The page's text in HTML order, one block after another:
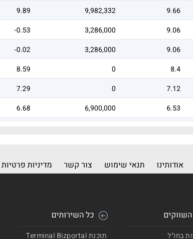
9.66
9,982,332
9.89
9.06
3,286,000
-0.53
9.06
3,286,000
-0.02
8.4
0
8.59
7.12
0
7.29
6.53
6,900,000
6.68
אודותינו תנאי שימוש צור קשר מדיניות פרטיות
בחו"ל
כל השירותים
תוכנת Terminal Bizportal